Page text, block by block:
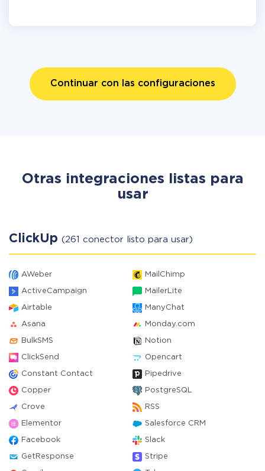
Continuar con las configuraciones
Otras integraciones listas para
usar
ClickUp (261 conector listo para usar)
AWeber MailChimp
ActiveCampaign MailerLite
Airtable ManyChat
Asana Monday.com
BulkSMS Notion
ClickSend Opencart
Constant Contact Pipedrive
Copper PostgreSQL
Crove RSS
Elementor Salesforce CRM
Facebook Slack
GetResponse Stripe